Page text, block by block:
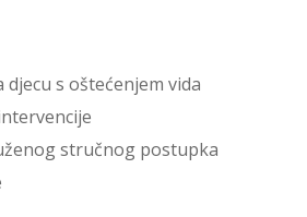
s oštećenjem vida
stručnog postupka